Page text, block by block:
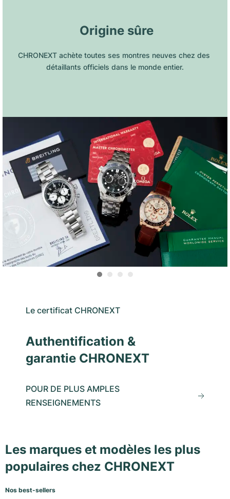
Origine sûre
CHRONEXT achète toutes ses montres neuves chez des
détaillants officiels dans le monde entier.
Le certificat CHRONEXT
Authentification &
garantie CHRONEXT
POUR DE PLUS AMPLES
RENSEIGNEMENTS
Les marques et modèles les plus
populaires chez CHRONEXT
Nos best-sellers